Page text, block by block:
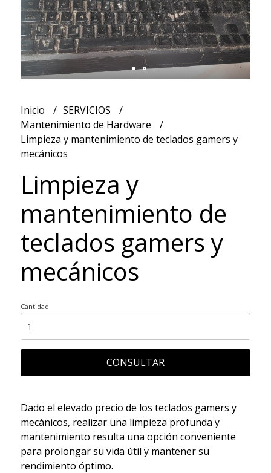
Inicio
SERVICIOS
Mantenimiento de Hardware
Limpieza y mantenimiento de teclados gamers y
mecánicos
Limpieza y
mantenimiento de
teclados gamers y
mecánicos
Cantidad
CONSULTAR
Dado el elevado precio de los teclados gamers y
mecánicos, realizar una limpieza profunda y
mantenimiento resulta una opción conveniente
para prolongar su vida útil y mantener su
rendimiento óptimo.